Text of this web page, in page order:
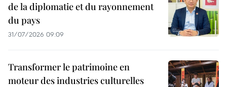
de la diplomatie et du rayonnement
du pays
31/07/2026 09:09
Transformer le patrimoine en
moteur des industries culturelles